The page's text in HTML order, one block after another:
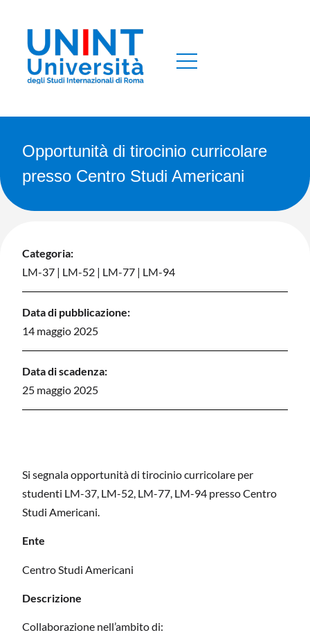
Opportunità di tirocinio curricolare
presso Centro Studi Americani
Categoria:
LM-37 | LM-52 | LM-77 | LM-94
Data di pubblicazione:
14 maggio 2025
Data di scadenza:
25 maggio 2025
Si segnala opportunità di tirocinio curricolare per
studenti LM-37, LM-52, LM-77, LM-94 presso Centro
Studi Americani.
Ente
Centro Studi Americani
Descrizione
Collaborazione nell’ambito di: